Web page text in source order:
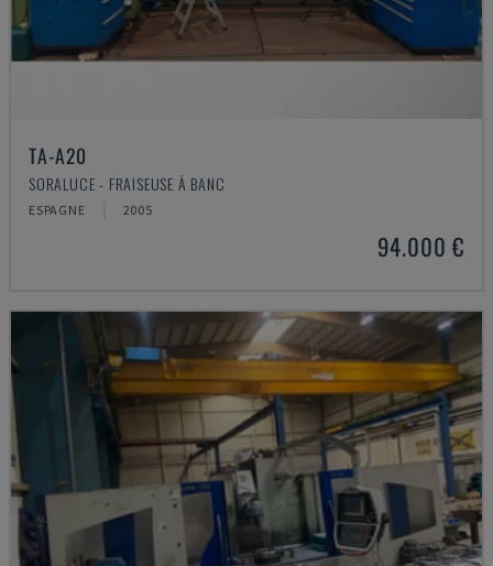
TA-A20
SORALUCE - FRAISEUSE À BANC
ESPAGNE 2005
94.000 €